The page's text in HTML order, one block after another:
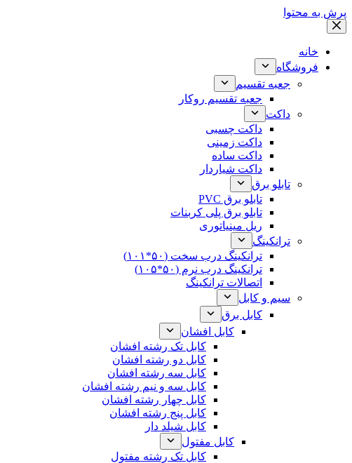
پرش به محتوا
خانه
فروشگاه
جعبه تقسیم
جعبه تقسیم روکار
داکت
داکت چسبی
داکت زمینی
داکت ساده
داکت شیاردار
تابلو برق
تابلو برق PVC
تابلو برق پلی کربنات
ریل مینیاتوری
ترانکینگ
ترانکینگ درب سخت (۵۰*۱۰۱)
ترانکینگ درب نرم (۵۰*۱۰۵)
اتصالات ترانکینگ
سیم و کابل
کابل برق
کابل افشان
کابل تک رشته افشان
کابل دو رشته افشان
کابل سه رشته افشان
کابل سه و نیم رشته افشان
کابل چهار رشته افشان
کابل پنج رشته افشان
کابل شیلد دار
کابل مفتول
کابل تک رشته مفتول